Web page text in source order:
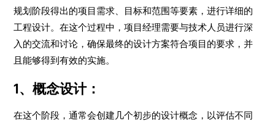
规划阶段得出的项目需求、目标和范围等要素，进行详细的
工程设计。在这个过程中，项目经理需要与技术人员进行深
入的交流和讨论，确保最终的设计方案符合项目的要求，并
且能够得到有效的实施。
1、概念设计：
在这个阶段，通常会创建几个初步的设计概念，以评估不同